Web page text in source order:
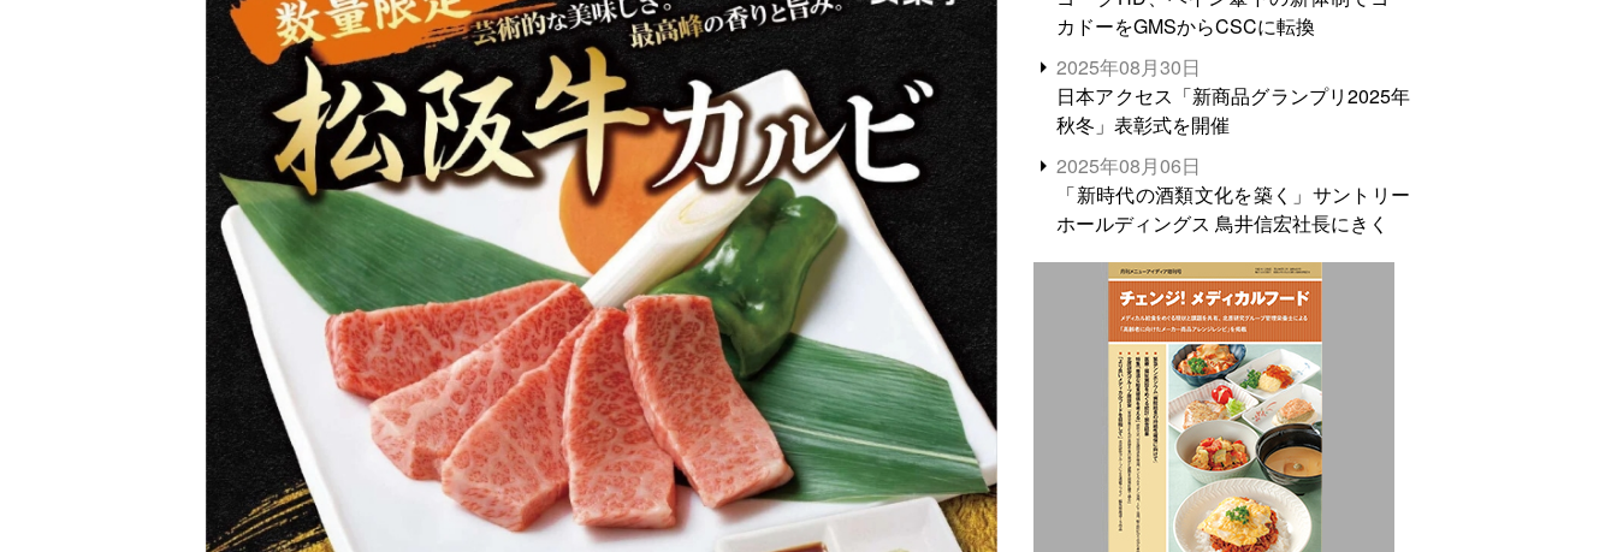
カドーをGMSからCSCに転換
2025年08月30日
日本アクセス「新商品グランプリ2025年
秋冬」表彰式を開催
2025年08月06日
「新時代の酒類文化を築く」サントリー
ホールディングス 鳥井信宏社長にきく